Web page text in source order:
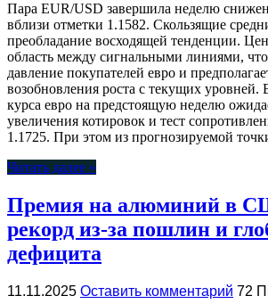
Пара EUR/USD завершила неделю
вблизи отметки 1.1582. Скользящие
преобладание восходящей тенденции.
область между сигнальными линиями,
давление покупателей евро и
возобновления роста с текущих уровней.
курса евро на предстоящую неделю
увеличения котировок и тест
1.1725. При этом из прогнозируемой
Читать далее »
Премия на алюминий в
рекорд из-за пошлин и
дефицита
11.11.2025 Оставить комментарий 72